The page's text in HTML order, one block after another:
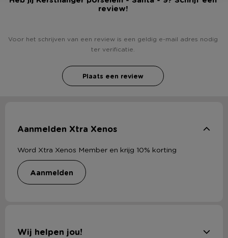
review!
Voor het schrijven van een review is een geldig e-mail adres nodig
ter verificatie.
Plaats een review
Aanmelden Xtra Xenos
Word Xtra Xenos Member en krijg 10% korting
aanmelden
Wij helpen jou!